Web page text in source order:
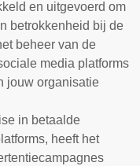
en uitgevoerd om
betrokkenheid bij de
beheer van de
media platforms
jouw organisatie
in betaalde
heeft het